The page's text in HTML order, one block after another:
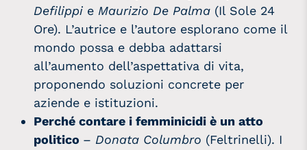
Defilippi e Maurizio De Palma (Il Sole 24
Ore). L’autrice e l’autore esplorano come il
mondo possa e debba adattarsi
all’aumento dell’aspettativa di vita,
proponendo soluzioni concrete per
aziende e istituzioni.
Perché contare i femminicidi è un atto
politico – Donata Columbro (Feltrinelli). I